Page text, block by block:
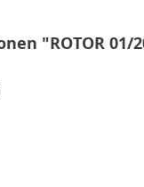
"ROTOR 01/